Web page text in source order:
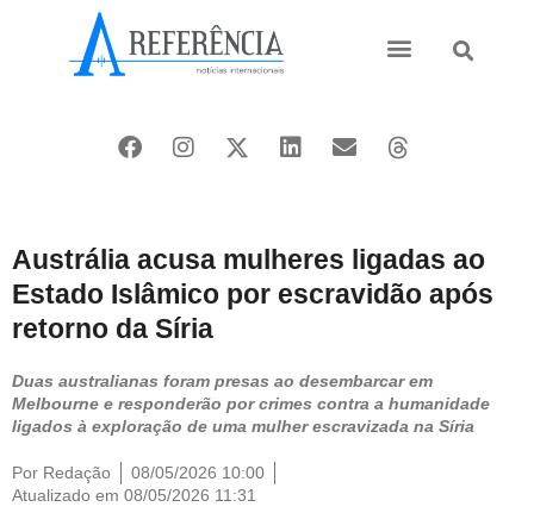
Austrália acusa mulheres ligadas ao
Estado Islâmico por escravidão após
retorno da Síria
Duas australianas foram presas ao desembarcar em
Melbourne e responderão por crimes contra a humanidade
ligados à exploração de uma mulher escravizada na Síria
Por Redação
08/05/2026 10:00
Atualizado em 08/05/2026 11:31